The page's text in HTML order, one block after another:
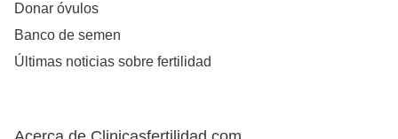
Donar óvulos
Banco de semen
Últimas noticias sobre fertilidad